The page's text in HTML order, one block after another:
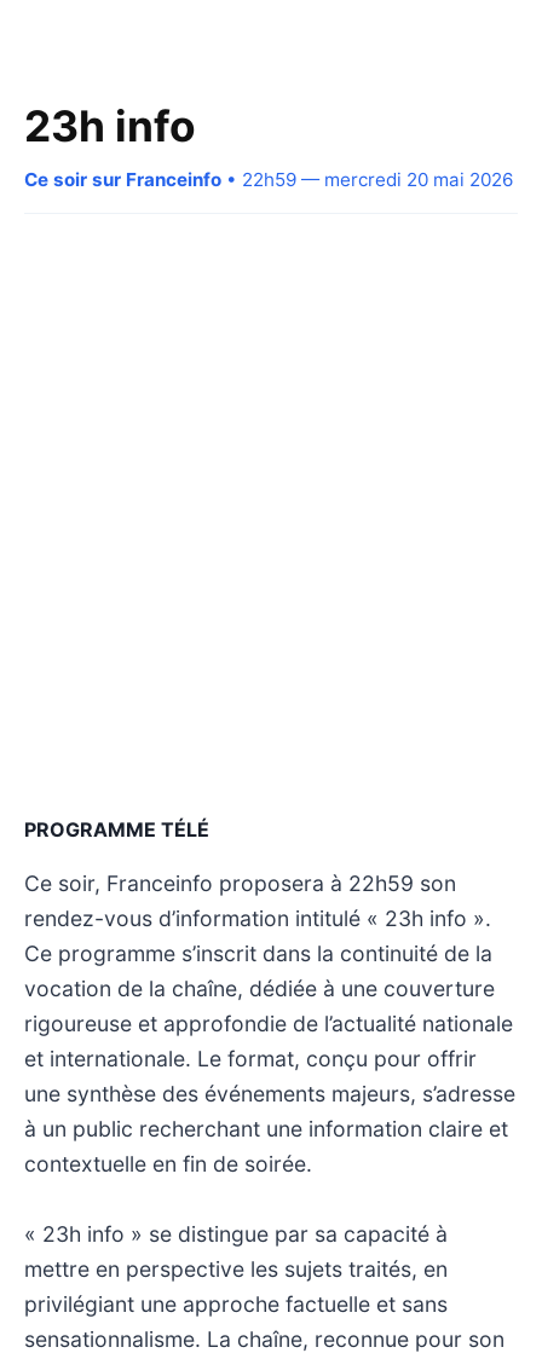
23h info
Ce soir sur Franceinfo • 22h59 — mercredi 20 mai 2026
PROGRAMME TÉLÉ
Ce soir, Franceinfo proposera à 22h59 son
rendez-vous d’information intitulé « 23h info ».
Ce programme s’inscrit dans la continuité de la
vocation de la chaîne, dédiée à une couverture
rigoureuse et approfondie de l’actualité nationale
et internationale. Le format, conçu pour offrir
une synthèse des événements majeurs, s’adresse
à un public recherchant une information claire et
contextuelle en fin de soirée.
« 23h info » se distingue par sa capacité à
mettre en perspective les sujets traités, en
privilégiant une approche factuelle et sans
sensationnalisme. La chaîne, reconnue pour son